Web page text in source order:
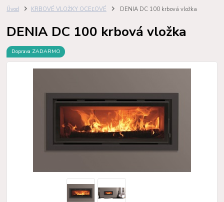
Úvod KRBOVÉ VLOŽKY OCEĽOVÉ DENIA DC 100 krbová vložka
DENIA DC 100 krbová vložka
Doprava ZADARMO